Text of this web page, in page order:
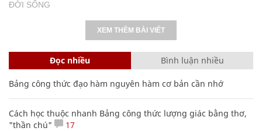
ĐỜI SỐNG
XEM THÊM BÀI VIẾT
Đọc nhiều Bình luận nhiều
Bảng công thức đạo hàm nguyên hàm cơ bản cần nhớ
Cách học thuộc nhanh Bảng công thức lượng giác bằng thơ,
"thần chú"
17